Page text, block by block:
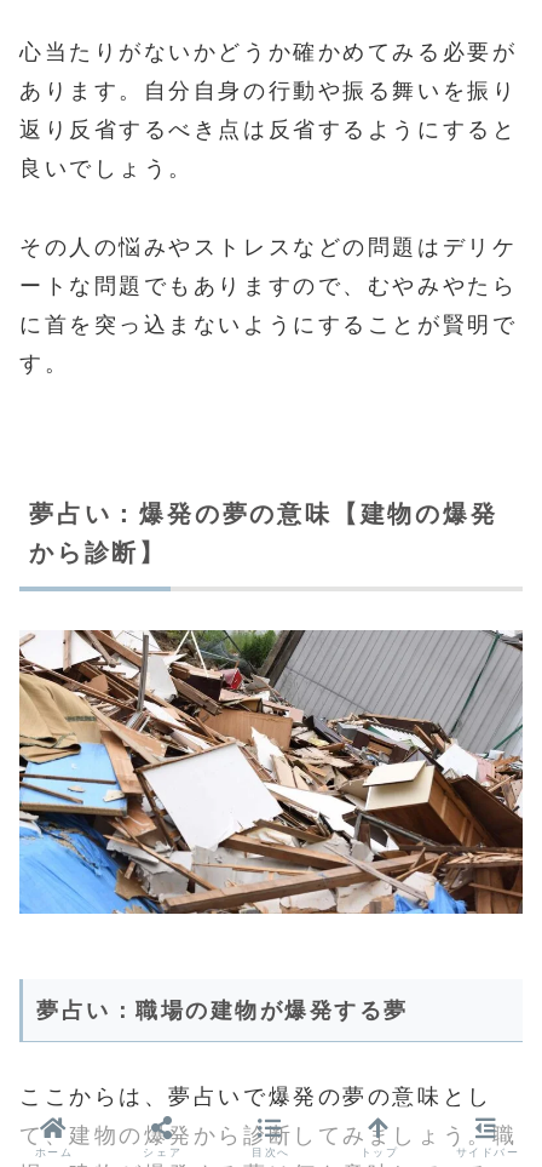
心当たりがないかどうか確かめてみる必要が
あります。自分自身の行動や振る舞いを振り
返り反省するべき点は反省するようにすると
良いでしょう。
その人の悩みやストレスなどの問題はデリケ
ートな問題でもありますので、むやみやたら
に首を突っ込まないようにすることが賢明で
す。
夢占い：爆発の夢の意味【建物の爆発
から診断】
夢占い：職場の建物が爆発する夢
ここからは、夢占いで爆発の夢の意味とし
て、建物の爆発から診断してみましょう。職
ホーム シェア 目次へ トップ サイドバー